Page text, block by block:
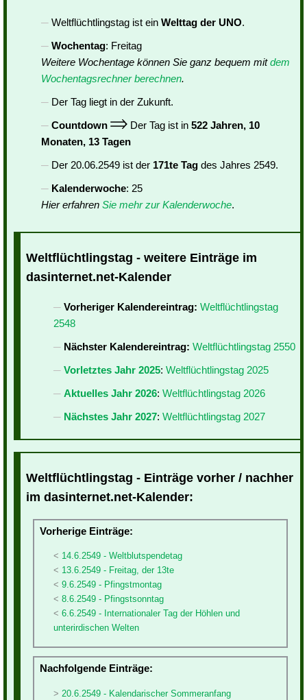
Weltflüchtlingstag ist ein Welttag der UNO.
Wochentag: Freitag
Weitere Wochentage können Sie ganz bequem mitdem
Wochentagsrechner berechnen.
Der Tag liegt in der Zukunft.
Countdown
Der Tag ist in 522 Jahren, 10
Monaten, 13 Tagen
Der 20.06.2549 ist der 171te Tag des Jahres 2549.
Kalenderwoche: 25
Hier erfahren Sie mehr zur Kalenderwoche.
Weltflüchtlingstag - weitere Einträge im
dasinternet.net-Kalender
Vorheriger Kalendereintrag: Weltflüchtlingstag
2548
Nächster Kalendereintrag: Weltflüchtlingstag 2550
Vorletztes Jahr 2025: Weltflüchtlingstag 2025
Aktuelles Jahr 2026: Weltflüchtlingstag 2026
Nächstes Jahr 2027: Weltflüchtlingstag 2027
Weltflüchtlingstag - Einträge vorher / nachher
im dasinternet.net-Kalender:
Vorherige Einträge:
14.6.2549 - Weltblutspendetag
13.6.2549 - Freitag, der 13te
9.6.2549 - Pfingstmontag
8.6.2549 - Pfingstsonntag
6.6.2549 - Internationaler Tag der Höhlen und
unterirdischen Welten
Nachfolgende Einträge:
20.6.2549 - Kalendarischer Sommeranfang